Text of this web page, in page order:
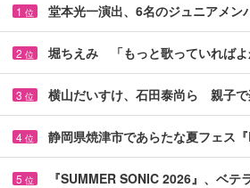
1 位 堂本光一演出、6名のジュニアメ
2 位 堀ちえみ 「もっと歌っていれば
3 位 横山だいすけ、石田泰尚ら 親子
4 位 静岡県焼津市であらたな夏フェス
5 位 『SUMMER SONIC 2026』、ベ